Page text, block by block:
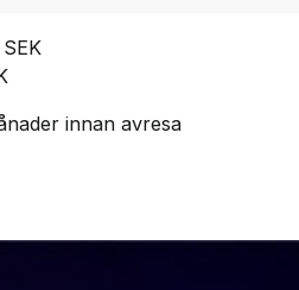
innan avresa